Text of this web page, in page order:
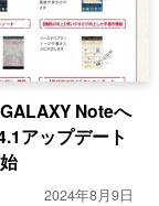
Noteへ
アップデート
2024年8月9日